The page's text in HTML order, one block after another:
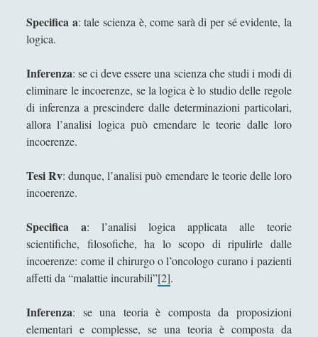
Gaetano Barbella
Giada Salvati
Giangiuseppe Pili
Giorgio Della Rocca
Giuseppe Cacciatore
Guido Del Santo
Ivano E. Pollini
Laura Baire
Massimo Fabi
Specifica a: tale scienza è, come sarà di per sé evidente, la
logica.
Inferenza: se ci deve essere una scienza che studi i modi di
eliminare le incoerenze, se la logica è lo studio delle regole
di inferenza a prescindere dalle determinazioni particolari,
allora l’analisi logica può emendare le teorie dalle loro
incoerenze.
Tesi Rv: dunque, l’analisi può emendare le teorie delle loro
incoerenze.
Specifica a: l’analisi logica applicata alle teorie
scientifiche, filosofiche, ha lo scopo di ripulirle dalle
incoerenze: come il chirurgo o l’oncologo curano i pazienti
affetti da “malattie incurabili”[2].
Inferenza: se una teoria è composta da proposizioni
elementari e complesse, se una teoria è composta da